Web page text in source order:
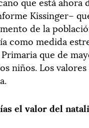
Kissinger–
de la
como medida
que de
niños. Los
el valor del